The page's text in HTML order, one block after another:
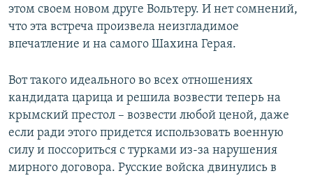
этом своем новом друге Вольтеру. И нет сомнений,
что эта встреча произвела неизгладимое
впечатление и на самого Шахина Герая.
Вот такого идеального во всех отношениях
кандидата царица и решила возвести теперь на
крымский престол – возвести любой ценой, даже
если ради этого придется использовать военную
силу и поссориться с турками из-за нарушения
мирного договора. Русские войска двинулись в